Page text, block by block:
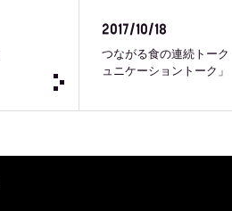
2017/10/18
つながる食の連続トー
ュニケーショントーク」